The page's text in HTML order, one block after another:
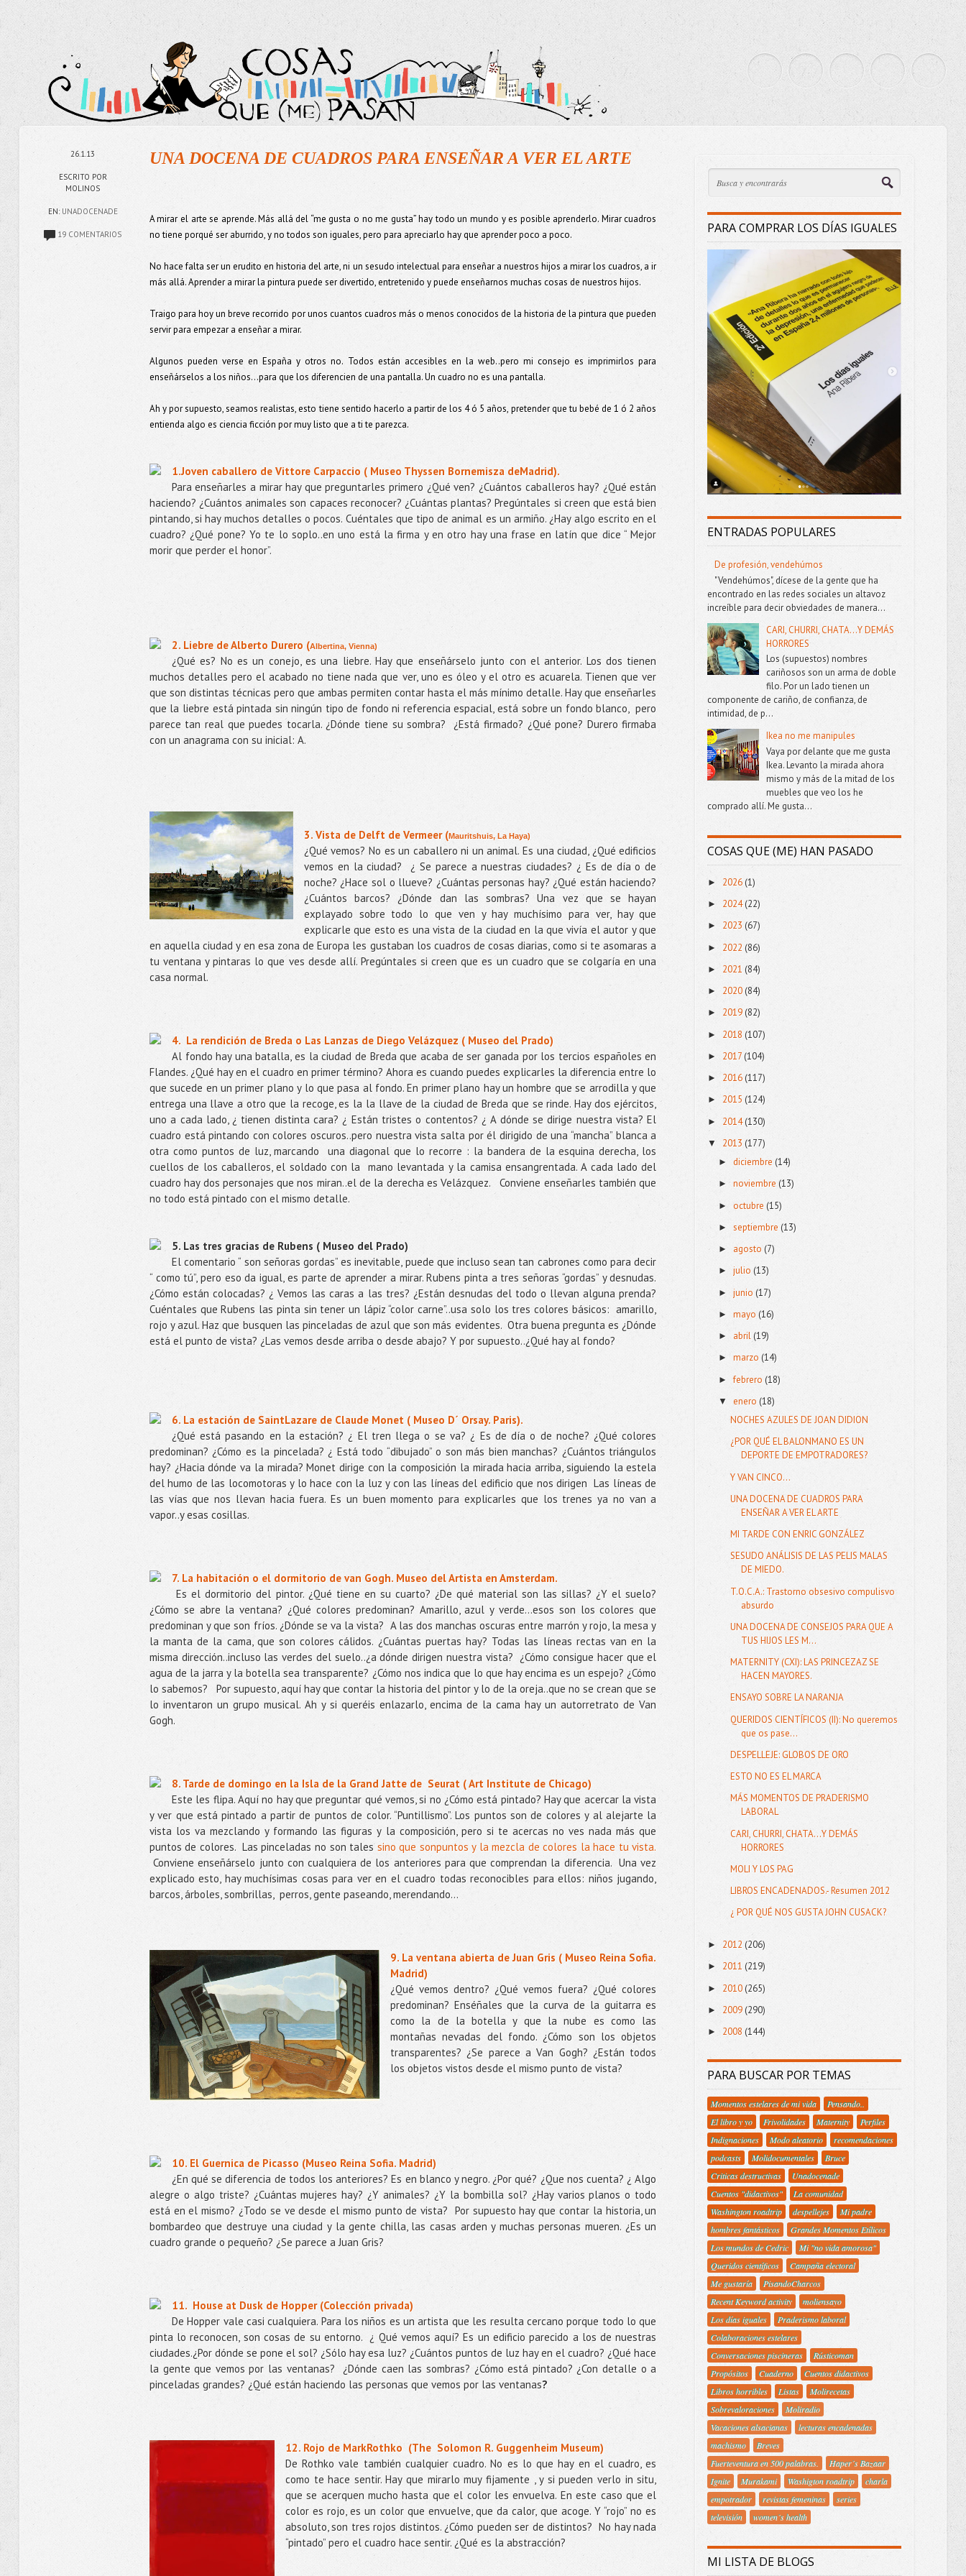
26.1.13
ESCRITO POR
MOLINOS
EN: UNADOCENADE
19 COMENTARIOS
UNA DOCENA DE CUADROS PARA ENSEÑAR A VER EL ARTE
A mirar el arte se aprende. Más allá del “me gusta o no me gusta” hay todo un mundo y es posible aprenderlo. Mirar cuadros
no tiene porqué ser aburrido, y no todos son iguales, pero para apreciarlo hay que aprender poco a poco.
No hace falta ser un erudito en historia del arte, ni un sesudo intelectual para enseñar a nuestros hijos a mirar los cuadros, a ir
más allá. Aprender a mirar la pintura puede ser divertido, entretenido y puede enseñarnos muchas cosas de nuestros hijos.
Traigo para hoy un breve recorrido por unos cuantos cuadros más o menos conocidos de la historia de la pintura que pueden
servir para empezar a enseñar a mirar.
Algunos pueden verse en España y otros no. Todos están accesibles en la web..pero mi consejo es imprimirlos para
enseñárselos a los niños…para que los diferencien de una pantalla. Un cuadro no es una pantalla.
Ah y por supuesto, seamos realistas, esto tiene sentido hacerlo a partir de los 4 ó 5 años, pretender que tu bebé de 1 ó 2 años
entienda algo es ciencia ficción por muy listo que a ti te parezca.
1.Joven caballero de Vittore Carpaccio ( Museo Thyssen Bornemisza deMadrid).
Para enseñarles a mirar hay que preguntarles primero ¿Qué ven? ¿Cuántos caballeros hay? ¿Qué están
haciendo? ¿Cuántos animales son capaces reconocer? ¿Cuántas plantas? Pregúntales si creen que está bien
pintando, si hay muchos detalles o pocos. Cuéntales que tipo de animal es un armiño. ¿Hay algo escrito en el
cuadro? ¿Qué pone? Yo te lo soplo..en uno está la firma y en otro hay una frase en latín que dice “ Mejor
morir que perder el honor”.
2. Liebre de Alberto Durero (Albertina, Vienna)
¿Qué es? No es un conejo, es una liebre. Hay que enseñárselo junto con el anterior. Los dos tienen
muchos detalles pero el acabado no tiene nada que ver, uno es óleo y el otro es acuarela. Tienen que ver
que son distintas técnicas pero que ambas permiten contar hasta el más mínimo detalle. Hay que enseñarles
que la liebre está pintada sin ningún tipo de fondo ni referencia espacial, está sobre un fondo blanco, pero
parece tan real que puedes tocarla. ¿Dónde tiene su sombra?
¿Está firmado? ¿Qué pone? Durero firmaba
con un anagrama con su inicial: A.
3. Vista de Delft de Vermeer (Mauritshuis, La Haya)
¿Qué vemos? No es un caballero ni un animal. Es una ciudad, ¿Qué edificios
vemos en la ciudad?
¿ Se parece a nuestras ciudades? ¿ Es de día o de
noche? ¿Hace sol o llueve? ¿Cuántas personas hay? ¿Qué están haciendo?
¿Cuántos barcos? ¿Dónde dan las sombras? Una vez que se hayan
explayado sobre todo lo que ven y hay muchísimo para ver, hay que
explicarle que esto es una vista de la ciudad en la que vivía el autor y que
en aquella ciudad y en esa zona de Europa les gustaban los cuadros de cosas diarias, como si te asomaras a
tu ventana y pintaras lo que ves desde allí. Pregúntales si creen que es un cuadro que se colgaría en una
casa normal.
4. La rendición de Breda o Las Lanzas de Diego Velázquez ( Museo del Prado)
Al fondo hay una batalla, es la ciudad de Breda que acaba de ser ganada por los tercios españoles en
Flandes. ¿Qué hay en el cuadro en primer término? Ahora es cuando puedes explicarles la diferencia entre lo
que sucede en un primer plano y lo que pasa al fondo. En primer plano hay un hombre que se arrodilla y que
entrega una llave a otro que la recoge, es la la llave de la ciudad de Breda que se rinde. Hay dos ejércitos,
uno a cada lado, ¿ tienen distinta cara? ¿ Están tristes o contentos? ¿ A dónde se dirige nuestra vista? El
cuadro está pintando con colores oscuros..pero nuestra vista salta por él dirigido de una “mancha” blanca a
otra como puntos de luz, marcando
una diagonal que lo recorre : la bandera de la esquina derecha, los
cuellos de los caballeros, el soldado con la
mano levantada y la camisa ensangrentada. A cada lado del
cuadro hay dos personajes que nos miran..el de la derecha es Velázquez.
Conviene enseñarles también que
no todo está pintado con el mismo detalle.
5. Las tres gracias de Rubens ( Museo del Prado)
El comentario “ son señoras gordas” es inevitable, puede que incluso sean tan cabrones como para decir
“ como tú”, pero eso da igual, es parte de aprender a mirar. Rubens pinta a tres señoras “gordas” y desnudas.
¿Cómo están colocadas? ¿ Vemos las caras a las tres? ¿Están desnudas del todo o llevan alguna prenda?
Cuéntales que Rubens las pinta sin tener un lápiz “color carne”..usa solo los tres colores básicos: amarillo,
rojo y azul. Haz que busquen las pinceladas de azul que son más evidentes. Otra buena pregunta es ¿Dónde
está el punto de vista? ¿Las vemos desde arriba o desde abajo? Y por supuesto..¿Qué hay al fondo?
6. La estación de SaintLazare de Claude Monet ( Museo D´ Orsay. Paris).
¿Qué está pasando en la estación? ¿ El tren llega o se va? ¿ Es de día o de noche? ¿Qué colores
predominan? ¿Cómo es la pincelada? ¿ Está todo “dibujado” o son más bien manchas? ¿Cuántos triángulos
hay? ¿Hacia dónde va la mirada? Monet dirige con la composición la mirada hacia arriba, siguiendo la estela
del humo de las locomotoras y lo hace con la luz y con las líneas del edificio que nos dirigen Las líneas de
las vías que nos llevan hacia fuera. Es un buen momento para explicarles que los trenes ya no van a
vapor..y esas cosillas.
7. La habitación o el dormitorio de van Gogh. Museo del Artista en Amsterdam.
Es el dormitorio del pintor. ¿Qué tiene en su cuarto? ¿De qué material son las sillas? ¿Y el suelo?
¿Cómo se abre la ventana? ¿Qué colores predominan? Amarillo, azul y verde…esos son los colores que
predominan y que son fríos. ¿Dónde se va la vista? A las dos manchas oscuras entre marrón y rojo, la mesa y
la manta de la cama, que son colores cálidos. ¿Cuántas puertas hay? Todas las líneas rectas van en la
misma dirección..incluso las verdes del suelo..¿a dónde dirigen nuestra vista? ¿Cómo consigue hacer que el
agua de la jarra y la botella sea transparente? ¿Cómo nos indica que lo que hay encima es un espejo? ¿Cómo
lo sabemos?
Por supuesto, aquí hay que contar la historia del pintor y lo de la oreja..que no se crean que se
lo inventaron un grupo musical. Ah y si queréis enlazarlo, encima de la cama hay un autorretrato de Van
Gogh.
8. Tarde de domingo en la Isla de la Grand Jatte de Seurat ( Art Institute de Chicago)
Este les flipa. Aquí no hay que preguntar qué vemos, si no ¿Cómo está pintado? Hay que acercar la vista
y ver que está pintado a partir de puntos de color. “Puntillismo”. Los puntos son de colores y al alejarte la
vista los va mezclando y formando las figuras y la composición, pero si te acercas no ves nada más que
puntos de colores. Las pinceladas no son talessino que sonpuntos y la mezcla de colores la hace tu vista.
Conviene enseñárselo junto con cualquiera de los anteriores para que comprendan la diferencia. Una vez
explicado esto, hay muchísimas cosas para ver en el cuadro todas reconocibles para ellos: niños jugando,
barcos, árboles, sombrillas, perros, gente paseando, merendando…
9. La ventana abierta de Juan Gris ( Museo Reina Sofia.
Madrid)
¿Qué vemos dentro? ¿Qué vemos fuera? ¿Qué colores
predominan? Enséñales que la curva de la guitarra es
como la de la botella y que la nube es como las
montañas nevadas del fondo. ¿Cómo son los objetos
transparentes? ¿Se parece a Van Gogh? ¿Están todos
los objetos vistos desde el mismo punto de vista?
10. El Guernica de Picasso (Museo Reina Sofia. Madrid)
¿En qué se diferencia de todos los anteriores? Es en blanco y negro. ¿Por qué? ¿Que nos cuenta? ¿ Algo
alegre o algo triste? ¿Cuántas mujeres hay? ¿Y animales? ¿Y la bombilla sol? ¿Hay varios planos o todo
está en el mismo? ¿Todo se ve desde el mismo punto de vista? Por supuesto hay que contar la historia, un
bombardeo que destruye una ciudad y la gente chilla, las casas arden y muchas personas mueren. ¿Es un
cuadro grande o pequeño? ¿Se parece a Juan Gris?
11. House at Dusk de Hopper (Colección privada)
De Hopper vale casi cualquiera. Para los niños es un artista que les resulta cercano porque todo lo que
pinta lo reconocen, son cosas de su entorno. ¿ Qué vemos aquí? Es un edificio parecido a los de nuestras
ciudades.¿Por dónde se pone el sol? ¿Sólo hay esa luz? ¿Cuántos puntos de luz hay en el cuadro? ¿Qué hace
la gente que vemos por las ventanas?
¿Dónde caen las sombras? ¿Cómo está pintado? ¿Con detalle o a
pinceladas grandes? ¿Qué están haciendo las personas que vemos por las ventanas?
12. Rojo de MarkRothko (The Solomon R. Guggenheim Museum)
De Rothko vale también cualquier cuadro. No es lo que hay en el cuadro, es
como te hace sentir. Hay que mirarlo muy fijamente , y si pueden verlo in situ,
que se acerquen mucho hasta que el color les envuelva. En este caso que el
color es rojo, es un color que envuelve, que da calor, que acoge. Y “rojo” no es
absoluto, son tres rojos distintos. ¿Cómo pueden ser de distintos? No hay nada
“pintado” pero el cuadro hace sentir. ¿Qué es la abstracción?
PARA COMPRAR LOS DÍAS IGUALES
ENTRADAS POPULARES
De profesión, vendehúmos
"Vendehúmos", dícese de la gente que ha
encontrado en las redes sociales un altavoz
increíble para decir obviedades de manera...
CARI, CHURRI, CHATA...Y DEMÁS
HORRORES
Los (supuestos) nombres
cariñosos son un arma de doble
filo. Por un lado tienen un
componente de cariño, de confianza, de
intimidad, de p...
Ikea no me manipules
Vaya por delante que me gusta
Ikea. Levanto la mirada ahora
mismo y más de la mitad de los
muebles que veo los he
comprado allí. Me gusta...
COSAS QUE (ME) HAN PASADO
► 2026 (1)
► 2024(22)
► 2023 (67)
► 2022 (86)
► 2021 (84)
► 2020(84)
► 2019(82)
► 2018 (107)
► 2017 (104)
► 2016(117)
► 2015 (124)
► 2014(130)
▼ 2013 (177)
►diciembre (14)
►noviembre (13)
►octubre (15)
► septiembre (13)
► agosto(7)
►julio(13)
►junio (17)
►mayo(16)
► abril (19)
►marzo (14)
►febrero(18)
▼ enero(18)
NOCHES AZULES DE JOAN DIDION
¿POR QUÉ EL BALONMANO ES UN
DEPORTE DE EMPOTRADORES?
Y VAN CINCO...
UNA DOCENA DE CUADROS PARA
ENSEÑAR A VER EL ARTE
MI TARDE CON ENRIC GONZÁLEZ
SESUDO ANÁLISIS DE LAS PELIS MALAS
DE MIEDO.
T.O.C.A.: Trastorno obsesivo compulisvo
absurdo
UNA DOCENA DE CONSEJOS PARA QUE A
TUS HIJOS LES M...
MATERNITY (CXI): LAS PRINCEZAZ SE
HACEN MAYORES.
ENSAYO SOBRE LA NARANJA
QUERIDOS CIENTÍFICOS (II): No queremos
que os pase...
DESPELLEJE: GLOBOS DE ORO
ESTO NO ES EL MARCA
MÁS MOMENTOS DE PRADERISMO
LABORAL
CARI, CHURRI, CHATA...Y DEMÁS
HORRORES
MOLI Y LOS PAG
LIBROS ENCADENADOS.- Resumen 2012
¿ POR QUÉ NOS GUSTA JOHN CUSACK?
► 2012 (206)
► 2011 (219)
► 2010(265)
► 2009 (290)
► 2008 (144)
PARA BUSCAR POR TEMAS
Momentos estelares de mi vida
Pensando..
El libro y yo
Frivolidades Maternity
Perfiles
Indignaciones
Modo aleatorio
recomendaciones
podcasts
Molidocumentales
Bruce
Criticas destructivas
Unadocenade
Cuentos "didactivos"
La comunidad
Washington roadtrip
despellejes
Mi padre
hombres fantásticos
Grandes Momentos Etílicos
Los mundos de Cedric
Mi "no vida amorosa"
Queridos científicos
Campaña electoral
Me gustaría
PisandoCharcos
Recent Keyword activity
moliensayo
Los días iguales
Praderismo laboral
Colaboraciones estelares
Conversaciones piscineras
Rústicoman
Propósitos
Cuaderno
Cuentos didactivos
Libros horribles
Listas
Molirecetas
Sobrevaloraciones
Moliradio
Vacaciones alsacianas
lecturas encadenadas
machismo
Breves
Fuerteventura en 500 palabras.
Haper´s Bazaar
Ignite
Murakami Washigton roadtrip
charla
empotrador
revistas femeninas
series
televisión
women´s health
MI LISTA DE BLOGS